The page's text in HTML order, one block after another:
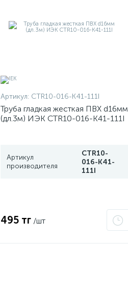
Артикул: CTR10-016-K41-111I
Труба гладкая жесткая ПВХ d16мм
(дл.3м) ИЭК CTR10-016-K41-111I
Артикул
производителя
CTR10-
016-K41-
111I
495 тг /шт